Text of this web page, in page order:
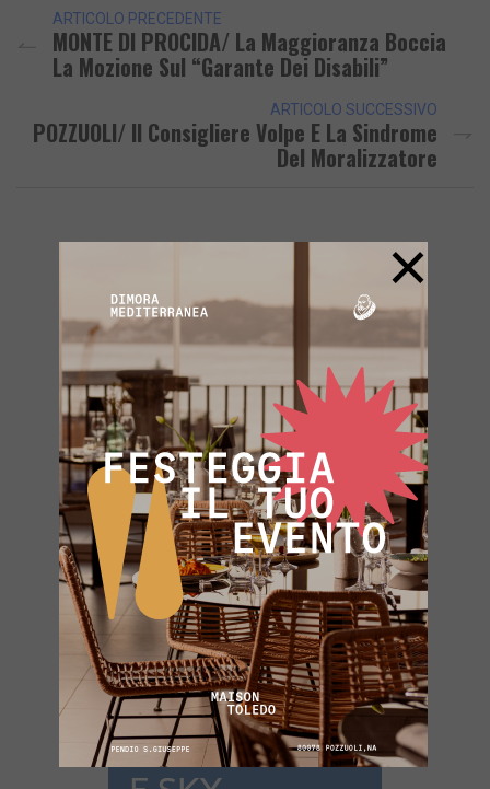
ARTICOLO PRECEDENTE
MONTE DI PROCIDA/ La Maggioranza Boccia
La Mozione Sul “Garante Dei Disabili”
ARTICOLO SUCCESSIVO
POZZUOLI/ Il Consigliere Volpe E La Sindrome
Del Moralizzatore
×